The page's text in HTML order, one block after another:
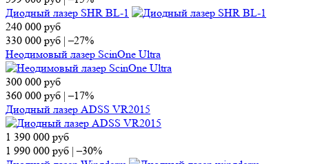
Диодный лазер SHR BL-1
240 000 руб
330 000 руб |–27%
Неодимовый лазер ScinOne Ultra
300 000 руб
360 000 руб |–17%
Диодный лазер ADSS VR2015
1 390 000 руб
1 990 000 руб |–30%